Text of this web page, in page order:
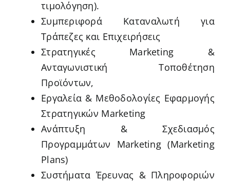
τιμολόγηση).
Συμπεριφορά Καταναλωτή για
Τράπεζες και Επιχειρήσεις
Στρατηγικές Marketing &
Ανταγωνιστική Τοποθέτηση
Προϊόντων,
Εργαλεία & Μεθοδολογίες Εφαρμογής
Στρατηγικών Marketing
Ανάπτυξη & Σχεδιασμός
Προγραμμάτων Marketing (Marketing
Plans)
Συστήματα Έρευνας & Πληροφοριών